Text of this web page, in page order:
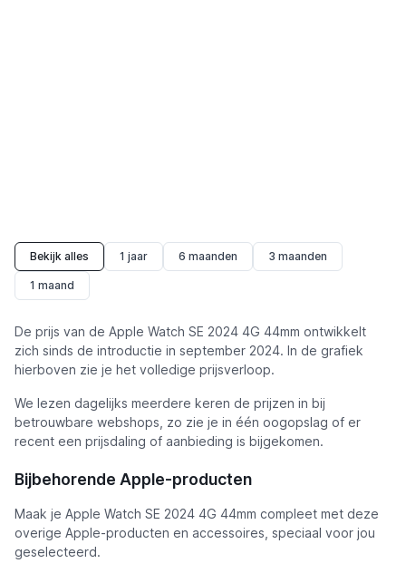
Bekijk alles 1 jaar 6 maanden 3 maanden
1 maand
De prijs van de Apple Watch SE 2024 4G 44mm ontwikkelt
zich sinds de introductie in september 2024. In de grafiek
hierboven zie je het volledige prijsverloop.
We lezen dagelijks meerdere keren de prijzen in bij
betrouwbare webshops, zo zie je in één oogopslag of er
recent een prijsdaling of aanbieding is bijgekomen.
Bijbehorende Apple-producten
Maak je Apple Watch SE 2024 4G 44mm compleet met deze
overige Apple-producten en accessoires, speciaal voor jou
geselecteerd.